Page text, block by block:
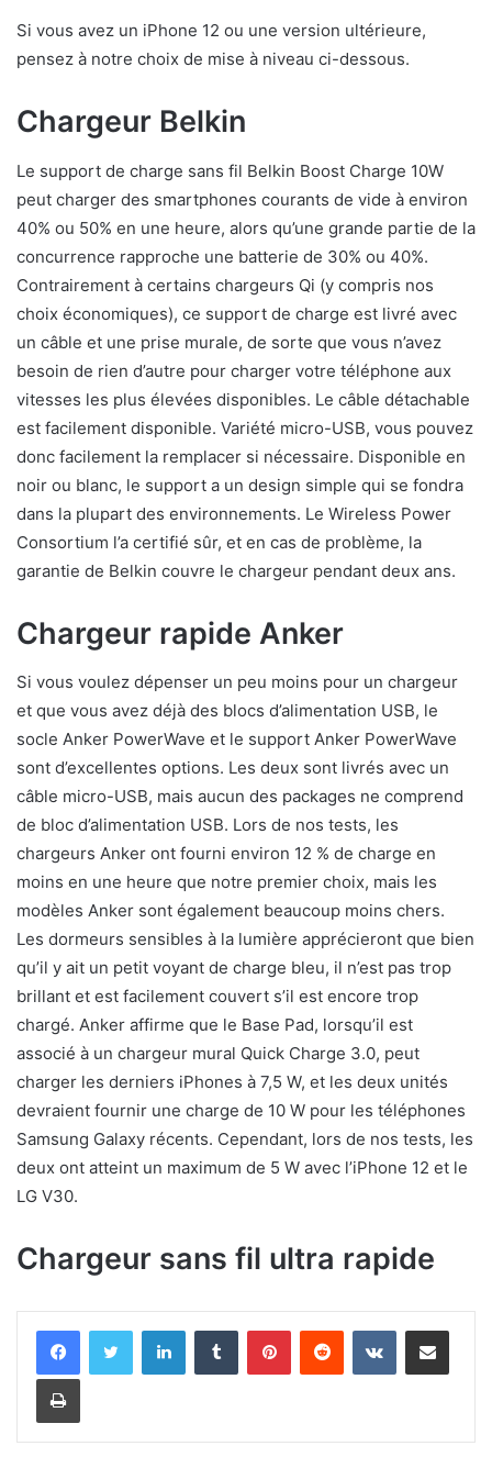
Si vous avez un iPhone 12 ou une version ultérieure,
pensez à notre choix de mise à niveau ci-dessous.
Chargeur Belkin
Le support de charge sans fil Belkin Boost Charge 10W
peut charger des smartphones courants de vide à environ
40% ou 50% en une heure, alors qu’une grande partie de la
concurrence rapproche une batterie de 30% ou 40%.
Contrairement à certains chargeurs Qi (y compris nos
choix économiques), ce support de charge est livré avec
un câble et une prise murale, de sorte que vous n’avez
besoin de rien d’autre pour charger votre téléphone aux
vitesses les plus élevées disponibles. Le câble détachable
est facilement disponible. Variété micro-USB, vous pouvez
donc facilement la remplacer si nécessaire. Disponible en
noir ou blanc, le support a un design simple qui se fondra
dans la plupart des environnements. Le Wireless Power
Consortium l’a certifié sûr, et en cas de problème, la
garantie de Belkin couvre le chargeur pendant deux ans.
Chargeur rapide Anker
Si vous voulez dépenser un peu moins pour un chargeur
et que vous avez déjà des blocs d’alimentation USB, le
socle Anker PowerWave et le support Anker PowerWave
sont d’excellentes options. Les deux sont livrés avec un
câble micro-USB, mais aucun des packages ne comprend
de bloc d’alimentation USB. Lors de nos tests, les
chargeurs Anker ont fourni environ 12 % de charge en
moins en une heure que notre premier choix, mais les
modèles Anker sont également beaucoup moins chers.
Les dormeurs sensibles à la lumière apprécieront que bien
qu’il y ait un petit voyant de charge bleu, il n’est pas trop
brillant et est facilement couvert s’il est encore trop
chargé. Anker affirme que le Base Pad, lorsqu’il est
associé à un chargeur mural Quick Charge 3.0, peut
charger les derniers iPhones à 7,5 W, et les deux unités
devraient fournir une charge de 10 W pour les téléphones
Samsung Galaxy récents. Cependant, lors de nos tests, les
deux ont atteint un maximum de 5 W avec l’iPhone 12 et le
LG V30.
Chargeur sans fil ultra rapide
LinkedinTumblr PinterestReddit VKontaktePartager par email
Imprimer